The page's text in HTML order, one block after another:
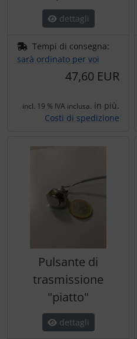
dettagli
Tempi di consegna:
sarà ordinato per voi
47,60 EUR
incl. 19 % IVA inclusa. in più.
Costi di spedizione
Pulsante di
trasmissione
"piatto"
dettagli